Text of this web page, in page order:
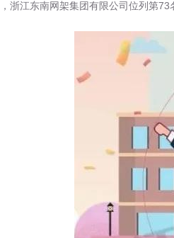
江东南网架集团有限公司位列第73